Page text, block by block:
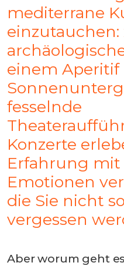
mediterrane
einem Aperitif
fesselnde
Konzerte
Erfahrung
Emotionen
die Sie nicht
vergessen
Aber worum geht